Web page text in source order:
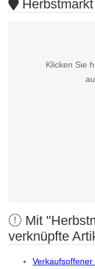
Herbstmarkt
Klicken Sie
Mit
verknüpfte